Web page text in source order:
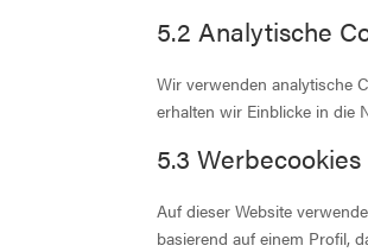
5.2 Analytische
Wir verwenden analytische
erhalten wir Einblicke in die
5.3 Werbecookies
Auf dieser Website
basierend auf einem Profil,